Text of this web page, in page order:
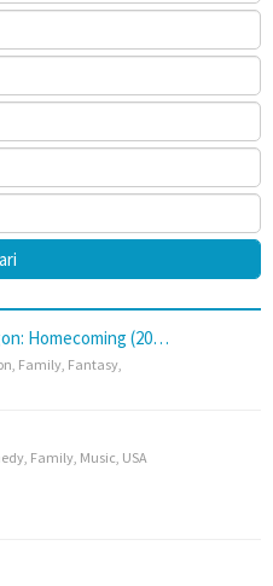
Homecoming (20…
Family Fantasy
Family Music USA